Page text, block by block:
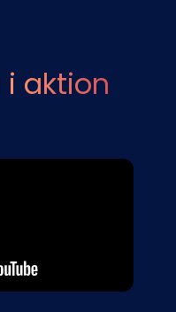
i aktion